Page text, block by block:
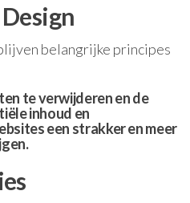
belangrijke principes
te verwijderen en de
inhoud en
een strakker en meer